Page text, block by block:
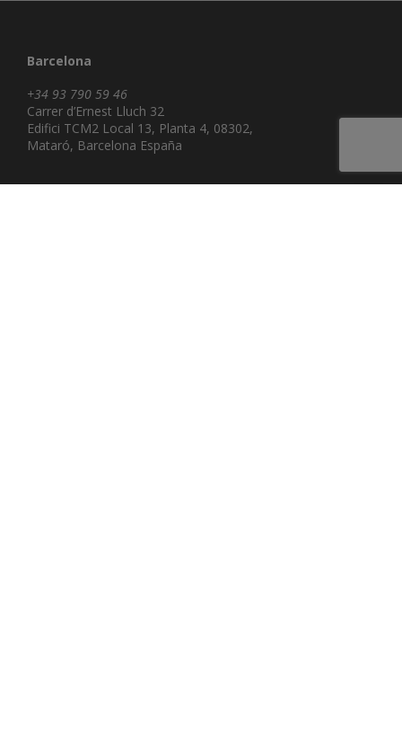
Barcelona
+34 93 790 59 46
Carrer d’Ernest Lluch 32
Edifici TCM2 Local 13, Planta 4, 08302,
Mataró, Barcelona España